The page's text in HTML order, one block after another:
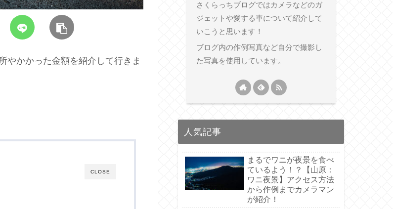
やかかった金額を紹介して行きま
CLOSE
さくらっちブログではカメラなどのガ
ジェットや愛する車について紹介して
いこうと思います！
ブログ内の作例写真など自分で撮影し
た写真を使用しています。
人気記事
まるでワニが夜景を食べ
ているよう！？【山原：
ワニ夜景】アクセス方法
から作例までカメラマン
が紹介！